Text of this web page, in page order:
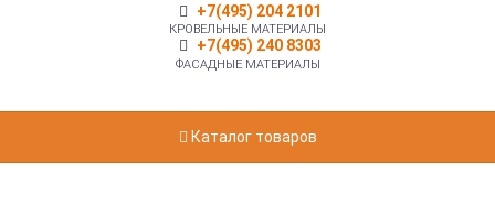
+7(495) 204 2101
КРОВЕЛЬНЫЕ МАТЕРИАЛЫ
+7(495) 240 8303
ФАСАДНЫЕ МАТЕРИАЛЫ
Каталог товаров